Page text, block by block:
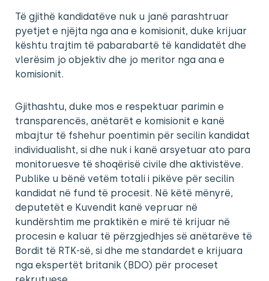
Të gjithë kandidatëve nuk u janë parashtruar
pyetjet e njëjta nga ana e komisionit, duke krijuar
kështu trajtim të pabarabartë të kandidatët dhe
vlerësim jo objektiv dhe jo meritor nga ana e
komisionit.
Gjithashtu, duke mos e respektuar parimin e
transparencës, anëtarët e komisionit e kanë
mbajtur të fshehur poentimin për secilin kandidat
individualisht, si dhe nuk i kanë arsyetuar ato para
monitoruesve të shoqërisë civile dhe aktivistëve.
Publike u bënë vetëm totali i pikëve për secilin
kandidat në fund të procesit. Në këtë mënyrë,
deputetët e Kuvendit kanë vepruar në
kundërshtim me praktikën e mirë të krijuar në
procesin e kaluar të përzgjedhjes së anëtarëve të
Bordit të RTK-së, si dhe me standardet e krijuara
nga ekspertët britanik (BDO) për proceset